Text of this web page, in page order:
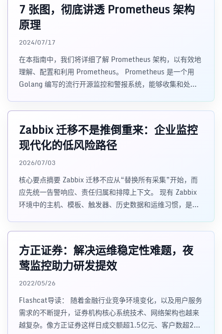
7 张图，彻底讲透 Prometheus 架构
原理
2024/07/17
在本指南中，我们将详细了解 Prometheus 架构，以有效地
理解、配置和利用 Prometheus。 Prometheus 是一个用
Golang 编写的流行开源监控和警报系统，能够收集和处理
Zabbix 迁移不是推倒重来：企业监控
现代化的低风险路径
2026/07/03
核心要点摘要 Zabbix 迁移不应从“替换所有采集”开始，而
应先统一告警响应、责任归属和排障上下文。 现有 Zabbix
环境中的主机、模板、触发器、历史数据和运维习惯，是企
方正证券：解决运维稳定性难题，夜
莺监控助力研发提效
2022/05/26
Flashcat导读： 随着金融行业竞争环境变化，以及用户服务
需求的不断提升，证券机构核心系统技术、网络架构也越来
越复杂。像方正证券这样日成交额超1.5亿元、客户数超219